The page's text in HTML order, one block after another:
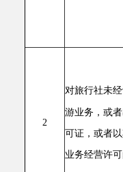
2
对旅行社未
游业务，或
可证，或者
业务经营许